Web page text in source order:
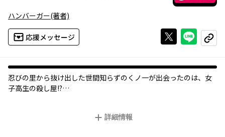
ハンバーガー(著者)
応援メッセージ Xで投稿する
ライン
コピー
忍びの里から抜け出した世間知らずのくノ一が出会ったのは、女
子高生の殺し屋!?
詳細情報